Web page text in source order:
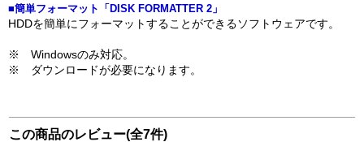
■簡単フォーマット「DISK FORMATTER 2」
HDDを簡単にフォーマットすることができるソフトウェアです。
※ Windowsのみ対応。
※ ダウンロードが必要になります。
この商品のレビュー(全7件)